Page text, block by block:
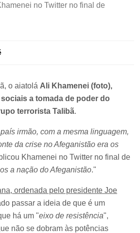
no Twitter no final de
o aiatolá Ali Khamenei (foto),
a tomada de poder do
terrorista Talibã.
irmão, com a mesma linguagem,
da crise no Afeganistão era os
Khamenei no Twitter no final de
a nação do Afeganistão."
ordenada pelo presidente Joe
passar a ideia de que é um
há um "eixo de resistência",
não se dobram às potências